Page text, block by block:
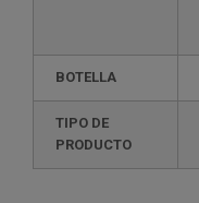
BOTELLA
TIPO DE
PRODUCTO